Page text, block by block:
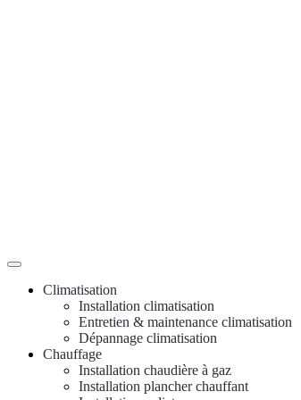
Climatisation
Installation climatisation
Entretien & maintenance climatisation
Dépannage climatisation
Chauffage
Installation chaudière à gaz
Installation plancher chauffant